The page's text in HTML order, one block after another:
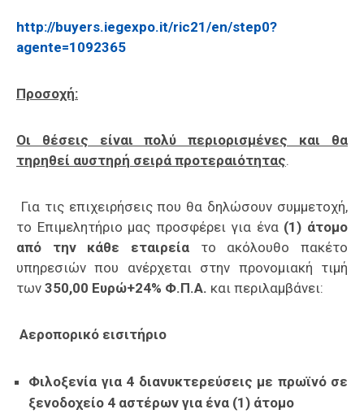
http://buyers.iegexpo.it/ric21/en/step0?
agente=1092365
Προσοχή:
Οι θέσεις είναι πολύ περιορισμένες και θα
τηρηθεί αυστηρή σειρά προτεραιότητας.
Για τις επιχειρήσεις που θα δηλώσουν συμμετοχή,
το Επιμελητήριο μας προσφέρει για ένα (1) άτομο
από την κάθε εταιρεία το ακόλουθο πακέτο
υπηρεσιών που ανέρχεται στην προνομιακή τιμή
των 350,00 Ευρώ+24% Φ.Π.Α. και περιλαμβάνει:
Αεροπορικό εισιτήριο
Φιλοξενία για 4 διανυκτερεύσεις με πρωϊνό σε
ξενοδοχείο 4 αστέρων για ένα (1) άτομο